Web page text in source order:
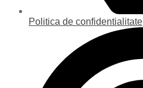
Politica de confidentialitate